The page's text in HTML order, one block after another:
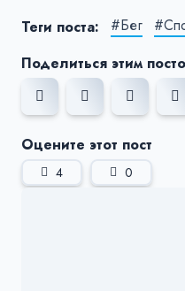
Теги поста:
#Бег
Поделиться этим
Оцените этот пост
4 0